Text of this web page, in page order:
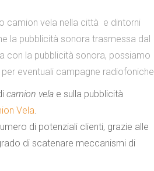
camion vela nella città e dintorni
la pubblicità sonora trasmessa dal
con la pubblicità sonora, possiamo
eventuali campagne radiofoniche
camion vela e sulla pubblicità
Vela.
di potenziali clienti, grazie alle
di scatenare meccanismi di